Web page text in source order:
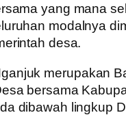
yang mana
modalnya
desa.
merupakan
bersama
dibawah lingkup